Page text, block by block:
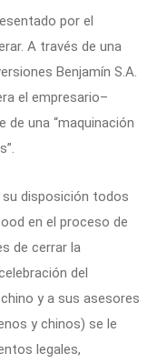
por el
A través de una
Benjamín S.A.
el empresario–
una “maquinación
disposición todos
en el proceso de
de cerrar la
del
y a sus asesores
y chinos) se le
legales,